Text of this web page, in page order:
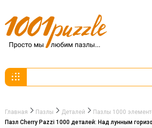
Главная Пазлы Деталей
Пазлы 1000
Пазл Cherry Pazzi 1000 деталей: Над лунным